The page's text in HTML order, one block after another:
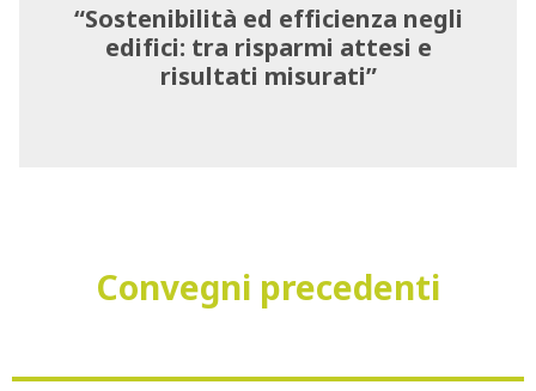
“Sostenibilità ed efficienza negli
edifici: tra risparmi attesi e
risultati misurati”
Convegni precedenti